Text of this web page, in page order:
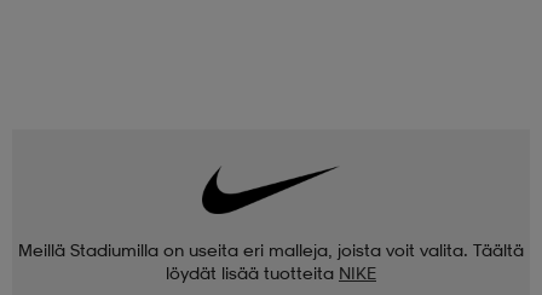
Meillä Stadiumilla on useita eri malleja, joista voit valita. Täältä
löydät lisää tuotteita NIKE